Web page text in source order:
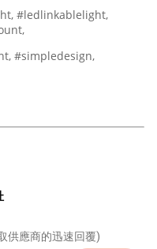
#ledlinkablelight,
#simpledesign,
供應商的迅速回覆)